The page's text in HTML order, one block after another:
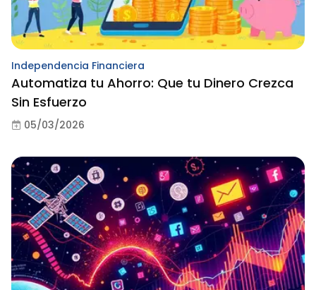
Independencia Financiera
Automatiza tu Ahorro: Que tu Dinero Crezca
Sin Esfuerzo
05/03/2026